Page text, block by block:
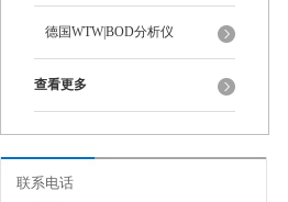
德国WTW|BOD分析仪
查看更多
联系电话